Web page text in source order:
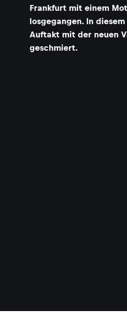
Frankfurt mit einem
losgegangen. In
Auftakt mit der neuen
geschmiert.